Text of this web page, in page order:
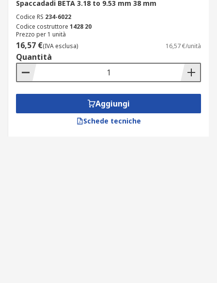
Spaccadadi BETA 3.18 to 9.53 mm 38 mm
Codice RS 234-6022
Codice costruttore 1428 20
Prezzo per 1 unità
16,57 €(IVA esclusa) 16,57 €/unità
Quantità
Aggiungi
Schede tecniche